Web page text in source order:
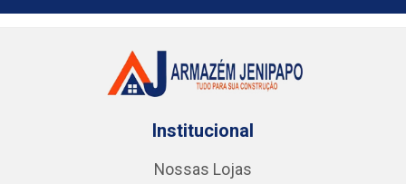
Institucional
Nossas Lojas